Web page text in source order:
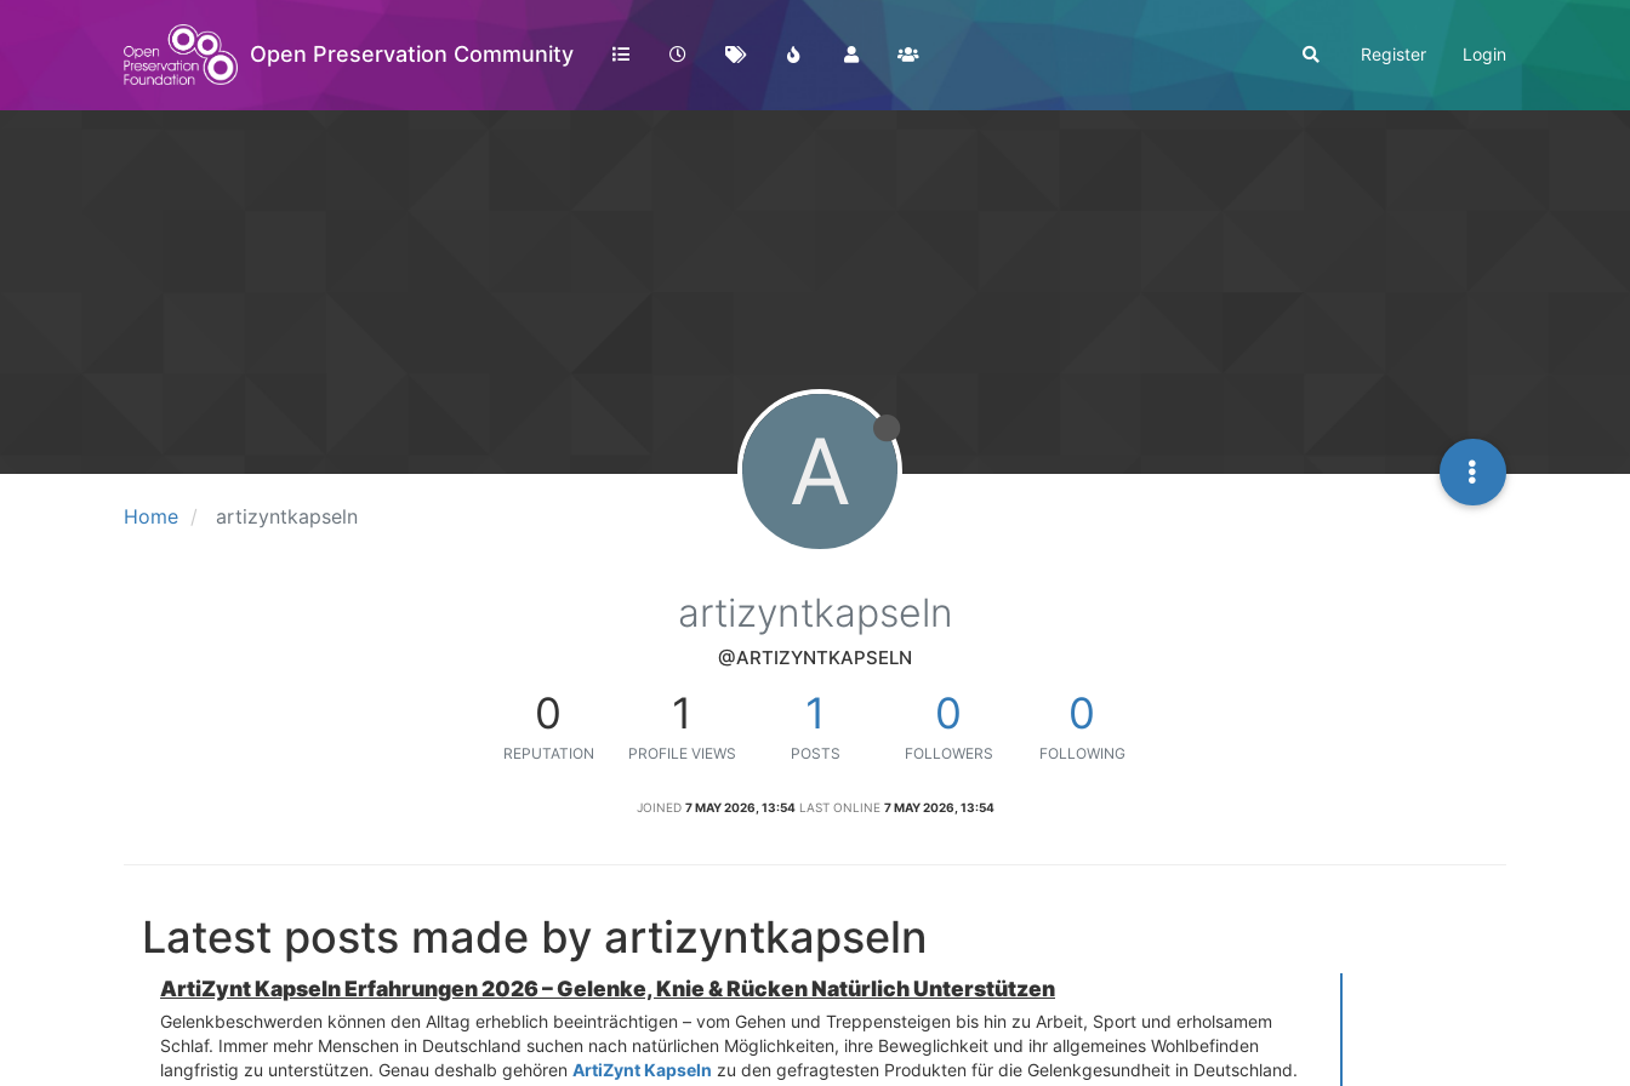
Open Preservation Community Register Login
Home artizyntkapseln A
artizyntkapseln
@ARTIZYNTKAPSELN
0
REPUTATION
1
PROFILE VIEWS
1
POSTS
0
FOLLOWERS
0
FOLLOWING
JOINED 7 MAY 2026, 13:54 LAST ONLINE 7 MAY 2026, 13:54
Latest posts made by artizyntkapseln
ArtiZynt Kapseln Erfahrungen 2026 – Gelenke, Knie & Rücken Natürlich Unterstützen
Gelenkbeschwerden können den Alltag erheblich beeinträchtigen – vom Gehen und Treppensteigen bis hin zu Arbeit, Sport und erholsamem
Schlaf. Immer mehr Menschen in Deutschland suchen nach natürlichen Möglichkeiten, ihre Beweglichkeit und ihr allgemeines Wohlbefinden
langfristig zu unterstützen. Genau deshalb gehören ArtiZynt Kapseln zu den gefragtesten Produkten für die Gelenkgesundheit in Deutschland.